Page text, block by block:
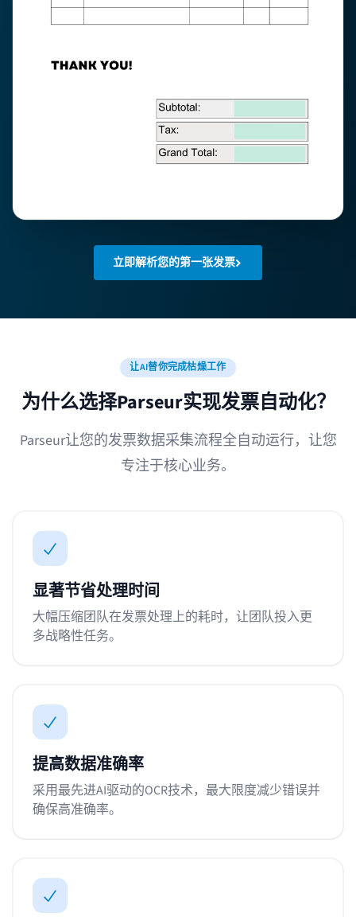
立即解析您的第一张发票
让AI替你完成枯燥工作
为什么选择Parseur实现发票自动化？
Parseur让您的发票数据采集流程全自动运行，让您
专注于核心业务。
显著节省处理时间
大幅压缩团队在发票处理上的耗时，让团队投入更
多战略性任务。
提高数据准确率
采用最先进AI驱动的OCR技术，最大限度减少错误并
确保高准确率。